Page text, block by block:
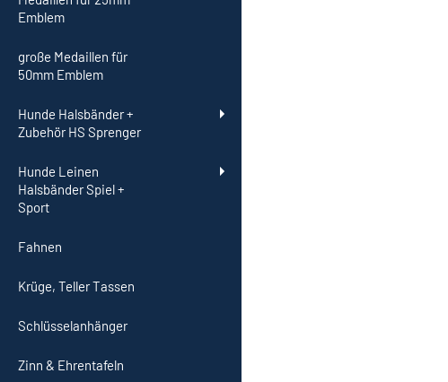
Emblem
große Medaillen für
50mm Emblem
Hunde Halsbänder +
Zubehör HS Sprenger
Hunde Leinen
Halsbänder Spiel +
Sport
Fahnen
Krüge, Teller Tassen
Schlüsselanhänger
Zinn & Ehrentafeln